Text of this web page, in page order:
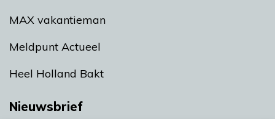
MAX vakantieman
Meldpunt Actueel
Heel Holland Bakt
Nieuwsbrief